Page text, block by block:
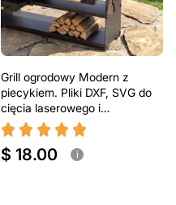
Grill ogrodowy Modern z
piecykiem. Pliki DXF, SVG do
cięcia laserowego i
plazmowego
$ 18.00 i